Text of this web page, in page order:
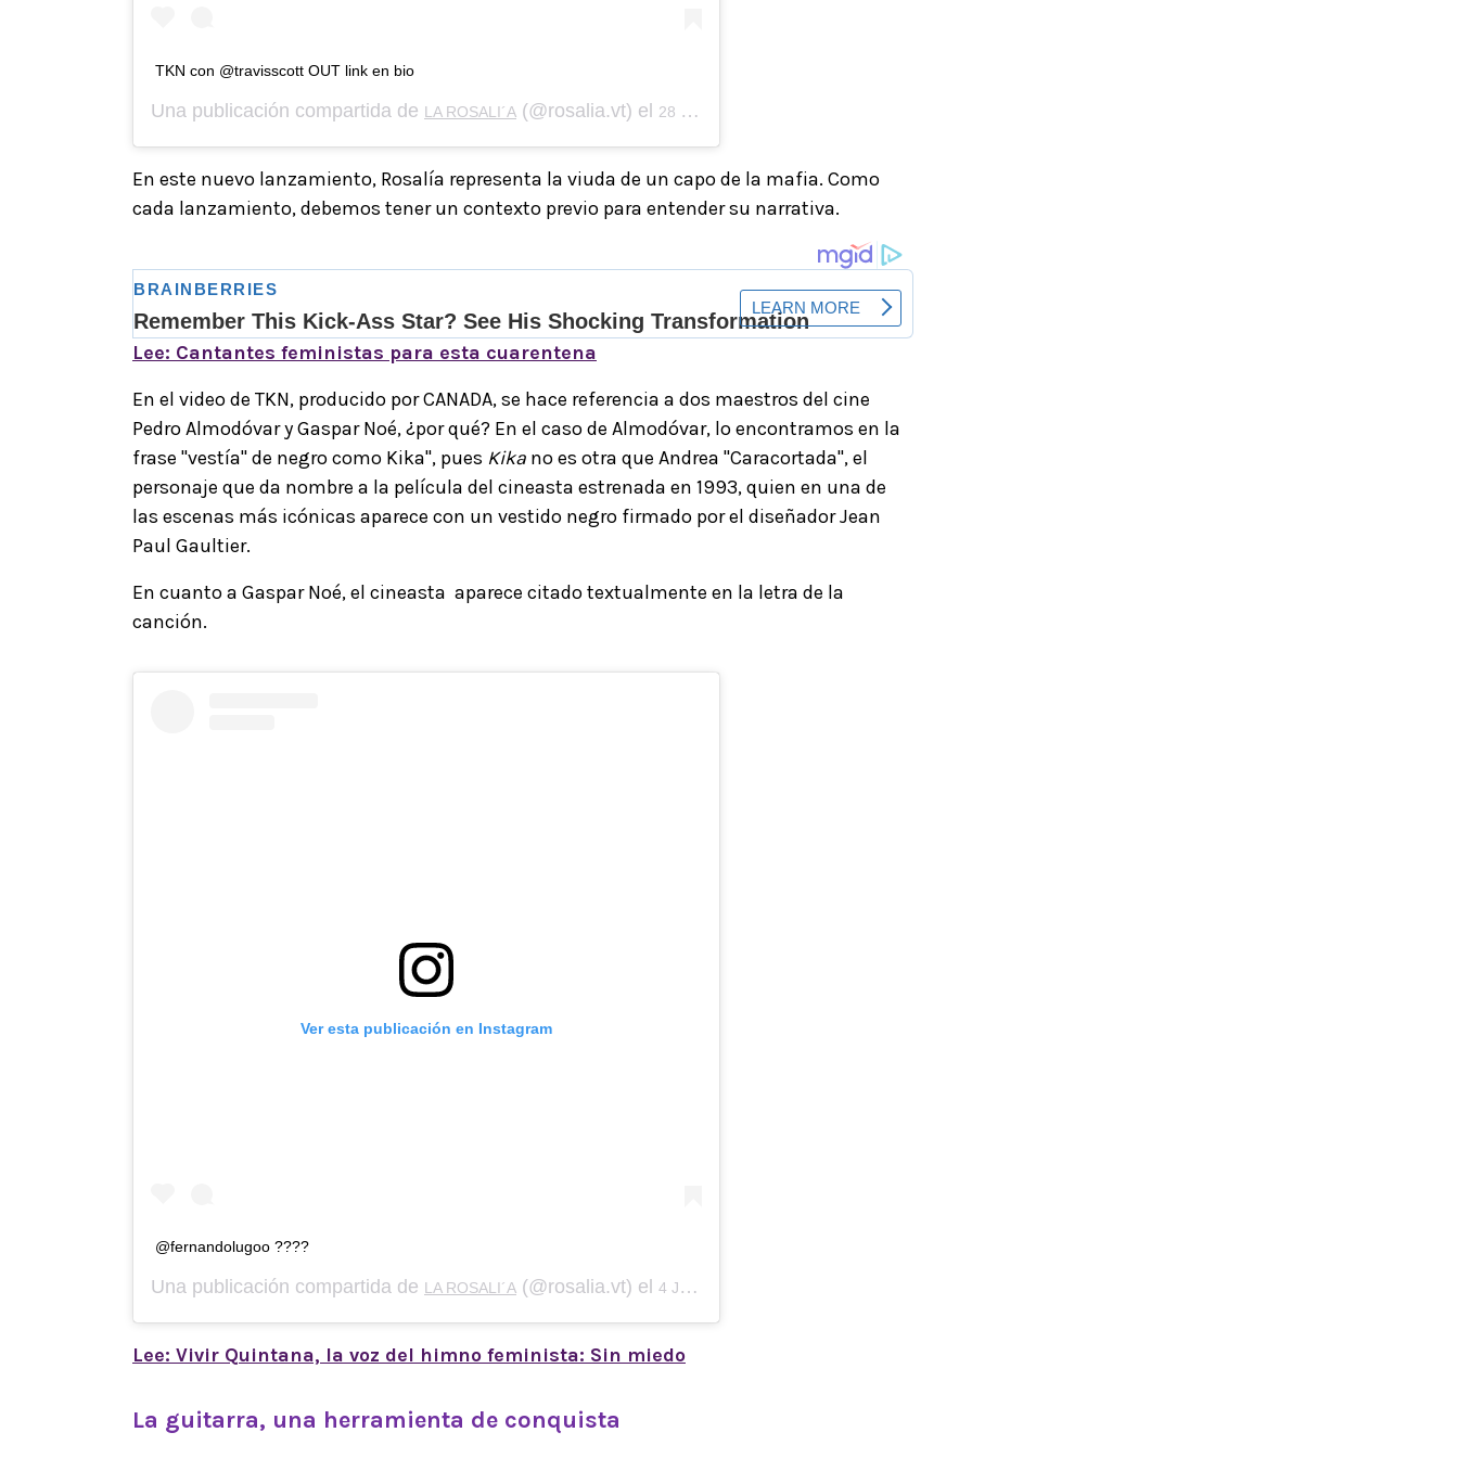
TKN con @travisscott OUT link en bio
Una publicación compartida de LA ROSALI´A (@rosalia.vt) el 28 May, 2020 a las 9:01 PDT
En este nuevo lanzamiento, Rosalía representa la viuda de un capo de la mafia. Como
cada lanzamiento, debemos tener un contexto previo para entender su narrativa.
Lee: Cantantes feministas para esta cuarentena
En el video de TKN, producido por CANADA, se hace referencia a dos maestros del cine
Pedro Almodóvar y Gaspar Noé, ¿por qué? En el caso de Almodóvar, lo encontramos en la
frase "vestía'' de negro como Kika", pues Kika no es otra que Andrea "Caracortada", el
personaje que da nombre a la película del cineasta estrenada en 1993, quien en una de
las escenas más icónicas aparece con un vestido negro firmado por el diseñador Jean
Paul Gaultier.
En cuanto a Gaspar Noé, el cineasta aparece citado textualmente en la letra de la
canción.
Ver esta publicación en Instagram
@fernandolugoo ????
Una publicación compartida de LA ROSALI´A (@rosalia.vt) el 4 Jun, 2020 a las 1:12 PDT
Lee: Vivir Quintana, la voz del himno feminista: Sin miedo
La guitarra, una herramienta de conquista